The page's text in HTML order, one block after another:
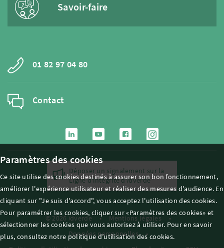
Savoir-faire
01 82 97 04 80
Contact
Déposer un signalement sur la
Ligne d'intégrité d'idverde
© 2026idverde
Mentions légales
Données personnelles
Paramètres des cookies
Ce site utilise des cookies destinés à assurer son bon fonctionnement,
améliorer l'expérience utilisateur et réaliser des mesures d'audience. En
cliquant sur "Je suis d'accord", vous acceptez l'utilisation des cookies.
Pour paramétrer les cookies, cliquer sur «Paramètres des cookies» et
sélectionner les cookies que vous autorisez à utiliser. Pour en savoir
plus, consultez notre politique d’utilisation des cookies.